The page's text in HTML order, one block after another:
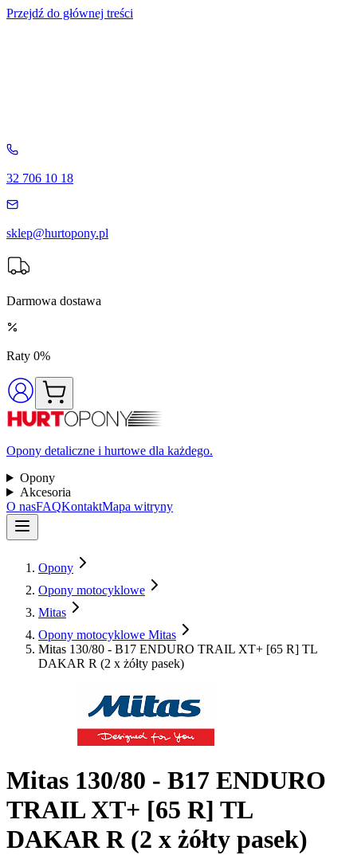
Przejdź do głównej treści
32 706 10 18
sklep@hurtopony.pl
Darmowa dostawa
Raty 0%
Opony detaliczne i hurtowe dla każdego.
Opony
Akcesoria
O nasFAQKontaktMapa witryny
Opony
Opony motocyklowe
Mitas
Opony motocyklowe Mitas
Mitas 130/80 - B17 ENDURO TRAIL XT+ [65 R] TL
DAKAR R (2 x żółty pasek)
Mitas 130/80 - B17 ENDURO
TRAIL XT+ [65 R] TL
DAKAR R (2 x żółty pasek)